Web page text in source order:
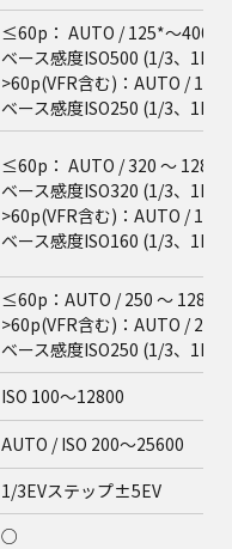
≤60p： AUTO / 125*～400* /
ベース感度ISO500 (1/3、1EV
>60p(VFR含む)：AUTO /
ベース感度ISO250 (1/3、1EV
≤60p： AUTO / 320 ～ 12800
ベース感度ISO320 (1/3、1EV
>60p(VFR含む)：AUTO /
ベース感度ISO160 (1/3、1EV
≤60p：AUTO / 250 ～ 12800
>60p(VFR含む)：AUTO /
ベース感度ISO250 (1/3、1EV
ISO 100～12800
AUTO / ISO 200～25600
1/3EVステップ±5EV
○